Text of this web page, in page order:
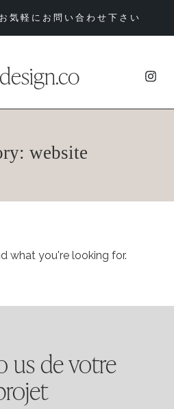
気軽にお問い合わせ下さい
website
what you're looking for.
us de votre